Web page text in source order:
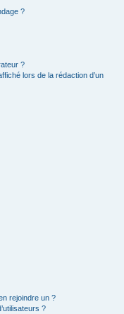
?
?
lors de la rédaction d’un
rejoindre un ?
?